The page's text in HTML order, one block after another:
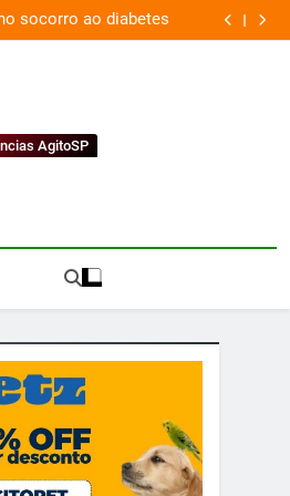
socorro ao diabetes
AgitoSP